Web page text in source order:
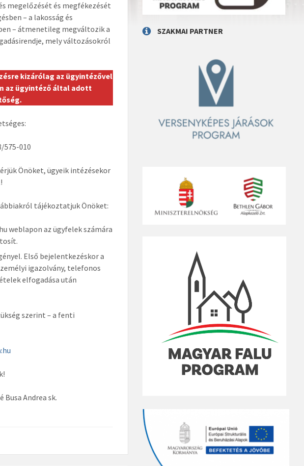
megelőzését és megfékezését
– a lakosság és
– átmenetileg megváltozik a
mely változásokról
kizárólag az ügyintézővel
az ügyintéző által adott
575-010
Önöket, ügyeik intézésekor
tájékoztatjuk Önöket:
weblapon az ügyfelek számára
Első bejelentkezéskor a
igazolvány, telefonos
elfogadása után
szerint – a fenti
Andrea sk.
SZAKMAI PARTNER